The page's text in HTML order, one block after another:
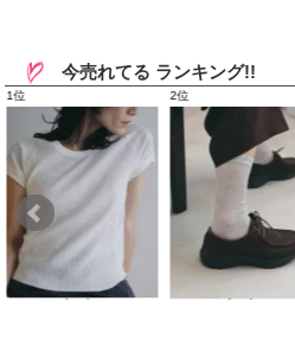
今売れてる ランキング!!